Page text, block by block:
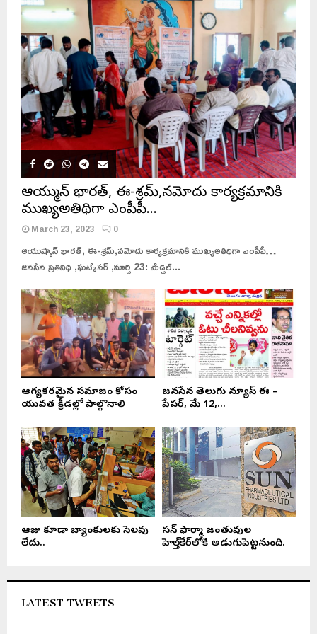
ఆయుష్మాన్ భారత్, ఈ-శ్రమ్,నమోదు కార్యక్రమానికి
ముఖ్యఅతిథిగా ఎంపీపీ…
March 23, 2023 0
ఆయుష్మాన్ భారత్, ఈ-శ్రమ్,నమోదు కార్యక్రమానికి ముఖ్యఅతిథిగా ఎంపీపీ…
జనసేన ప్రతినిధి ,ఘట్కేసర్ ,మార్చి 23: మేడ్చల్...
ఆరోగ్యకరమైన సమాజం కోసం
యువత క్రీడల్లో పాల్గొనాలి
జనసేన తెలుగు న్యూస్ ఈ –
పేపర్, మే 12,...
ఆరోజు కూడా బ్యాంకులకు సెలవు
లేదు..
సన్ ఫార్మా జంతువుల
హెల్త్‌కేర్‌లోకి అడుగుపెట్టనుంది.
LATEST TWEETS